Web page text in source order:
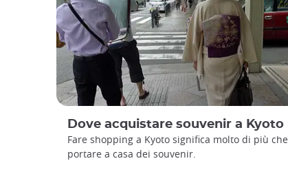
Dove acquistare souvenir a Kyoto
Fare shopping a Kyoto significa molto di più che
portare a casa dei souvenir.